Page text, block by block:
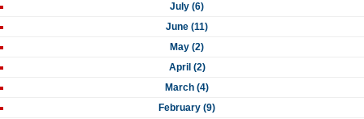
July (6)
June (11)
May (2)
April (2)
March (4)
February (9)